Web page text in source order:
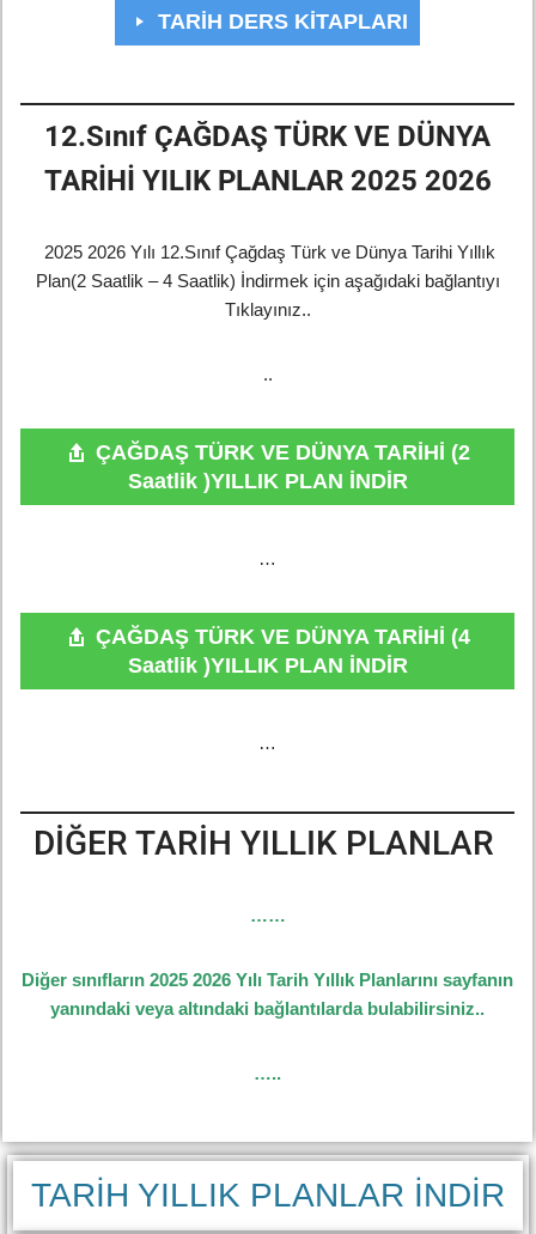
TARİH DERS KİTAPLARI
12.Sınıf ÇAĞDAŞ TÜRK VE DÜNYA
TARİHİ YILIK PLANLAR 2025 2026
2025 2026 Yılı 12.Sınıf Çağdaş Türk ve Dünya Tarihi Yıllık
Plan(2 Saatlik – 4 Saatlik) İndirmek için aşağıdaki bağlantıyı
Tıklayınız..
..
ÇAĞDAŞ TÜRK VE DÜNYA TARİHİ (2
Saatlik )YILLIK PLAN İNDİR
…
ÇAĞDAŞ TÜRK VE DÜNYA TARİHİ (4
Saatlik )YILLIK PLAN İNDİR
…
DİĞER TARİH YILLIK PLANLAR
……
Diğer sınıfların 2025 2026 Yılı Tarih Yıllık Planlarını sayfanın
yanındaki veya altındaki bağlantılarda bulabilirsiniz..
…..
TARİH YILLIK PLANLAR İNDİR